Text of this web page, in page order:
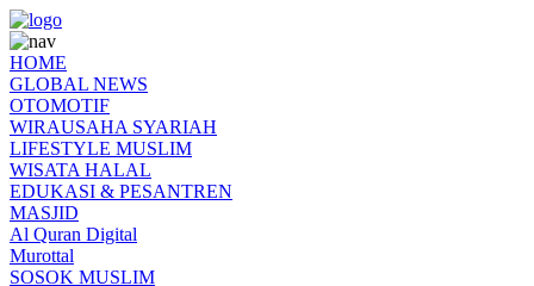
HOME
GLOBAL NEWS
OTOMOTIF
WIRAUSAHA SYARIAH
LIFESTYLE MUSLIM
WISATA HALAL
EDUKASI & PESANTREN
MASJID
Al Quran Digital
Murottal
SOSOK MUSLIM